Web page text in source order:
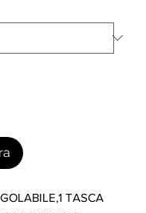
TASCA